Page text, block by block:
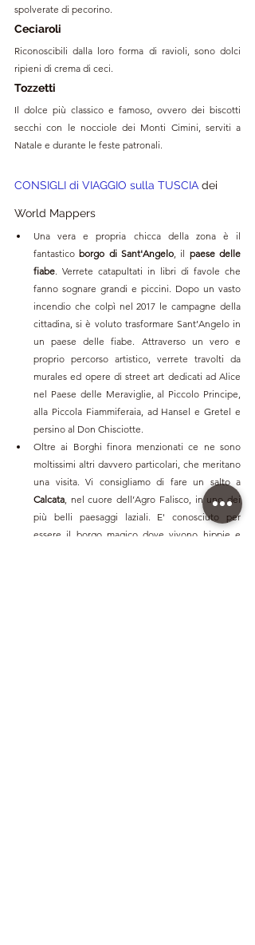
spolverate di pecorino.
Ceciaroli
Riconoscibili dalla loro forma di ravioli, sono dolci
ripieni di crema di ceci.
Tozzetti
Il dolce più classico e famoso, ovvero dei biscotti
secchi con le nocciole dei Monti Cimini, serviti a
Natale e durante le feste patronali.
CONSIGLI di VIAGGIO sulla TUSCIA dei
World Mappers
Una vera e propria chicca della zona è il
fantastico borgo di Sant'Angelo , il paese delle
fiabe . Verrete catapultati in libri di favole che
fanno sognare grandi e piccini. Dopo un vasto
incendio che colpì nel 2017 le campagne della
cittadina, si è voluto trasformare Sant’Angelo in
un paese delle fiabe. Attraverso un vero e
proprio percorso artistico, verrete travolti da
murales ed opere di street art dedicati ad Alice
nel Paese delle Meraviglie, al Piccolo Principe,
alla Piccola Fiammiferaia, ad Hansel e Gretel e
persino al Don Chisciotte.
Oltre ai Borghi finora menzionati ce ne sono
moltissimi altri davvero particolari, che meritano
Calcata , nel cuore dell’Agro Falisco, in uno dei
più belli paesaggi laziali. E' conosciuto per
essere il borgo magico dove vivono hippie e